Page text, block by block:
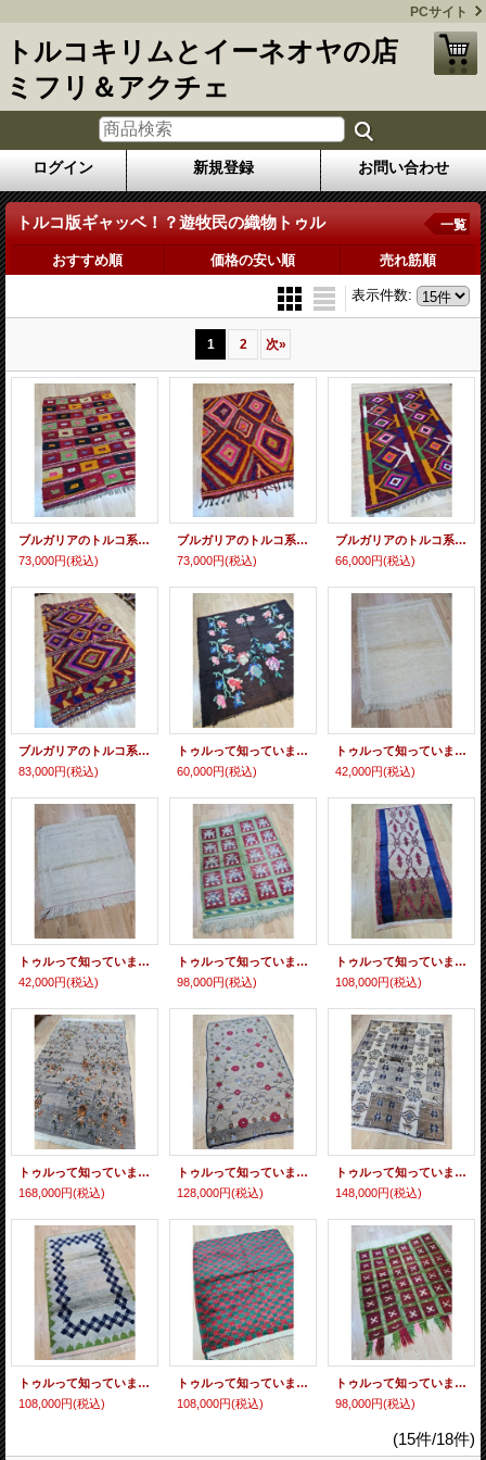
PCサイト
トルコキリムとイーネオヤの店
ミフリ＆アクチェ
ログイン 新規登録 お問い合わせ
トルコ版ギャッベ！？遊牧民の織物トゥル 一覧
おすすめ順 価格の安い順 売れ筋順
表示件数:
1 2 次»
ブルガリアのトルコ系移民のふかふか織物 オールドトゥル 176×133cm
73,000円(税込)
ブルガリアのトルコ系移民のふかふか織物 オールドトゥル 190×131cm
73,000円(税込)
ブルガリアのトルコ系移民のふかふか織物 オールドトゥル 201×131cm
66,000円(税込)
ブルガリアのトルコ系移民のふかふか織物 オールドトゥル 240×132cm
83,000円(税込)
トゥルって知っていますか？ カラプナールのオールドトゥル 160×158cm
60,000円(税込)
トゥルって知っていますか？ カラプナールのオールドトゥル 110×93cm
42,000円(税込)
トゥルって知っていますか？ カラプナールのオールドトゥル 100×95cm
42,000円(税込)
トゥルって知っていますか？ カラプナールのオールドトゥル 130×100cm
98,000円(税込)
トゥルって知っていますか？ カラプナールのオールドトゥル ランナータイプ 198×90cm
108,000円(税込)
トゥルって知っていますか？ カラプナールのオールドトゥル 246×144cm
168,000円(税込)
トゥルって知っていますか？ カラプナールのオールドトゥル 175×100cm
128,000円(税込)
トゥルって知っていますか？ カラプナールのオールドトゥル 180×130cm
148,000円(税込)
トゥルって知っていますか？ カラプナールのオールドトゥル 154×93cm
108,000円(税込)
トゥルって知っていますか？ カラプナールのオールドトゥル 132×110cm
108,000円(税込)
トゥルって知っていますか？ カラプナールのオールドトゥル 126×118cm
98,000円(税込)
(15件/18件)